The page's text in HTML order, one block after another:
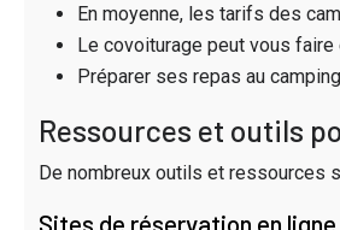
En moyenne, les tarifs des
Le covoiturage peut vous faire
Préparer ses repas au
Ressources et outils
De nombreux outils et ressources
Sites de réservation en